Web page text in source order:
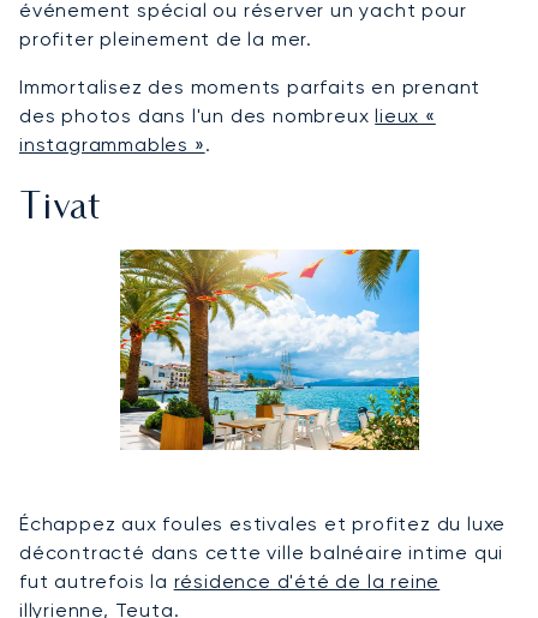
événement spécial ou réserver un yacht pour
profiter pleinement de la mer.
Immortalisez des moments parfaits en prenant
des photos dans l'un des nombreuxlieux «
instagrammables ».
Tivat
Échappez aux foules estivales et profitez du luxe
décontracté dans cette ville balnéaire intime qui
fut autrefois la résidence d'été de la reine
illyrienne, Teuta.